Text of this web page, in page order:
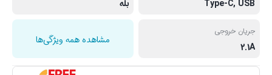
Type-C, USB بله
جریان خروجی
2.1A
مشاهده همه ویژگی‌ها